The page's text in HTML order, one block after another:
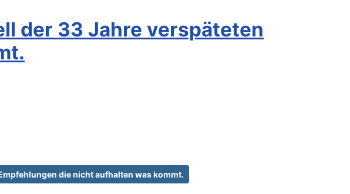
der 33 Jahre verspäteten
die nicht aufhalten was kommt.